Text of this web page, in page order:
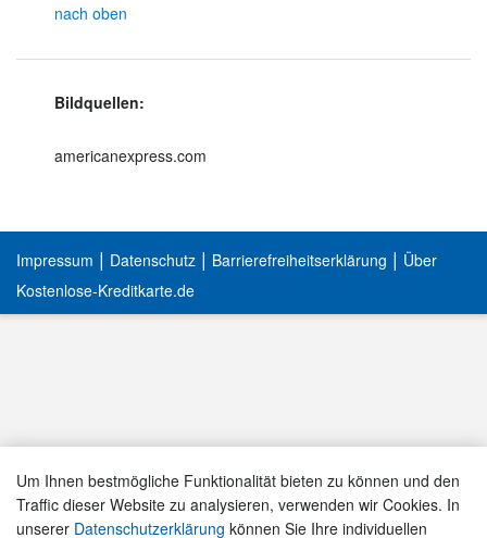
Um Ihnen bestmögliche Funktionalität bieten zu können und den
Traffic dieser Website zu analysieren, verwenden wir Cookies. In
unserer Datenschutzerklärung können Sie Ihre individuellen
nach oben
Bildquellen:
americanexpress.com
Impressum | Datenschutz | Barrierefreiheitserklärung | Über
Kostenlose-Kreditkarte.de